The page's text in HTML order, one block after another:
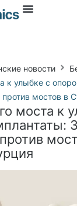
моста к
новости
к улыбке с
мостов в